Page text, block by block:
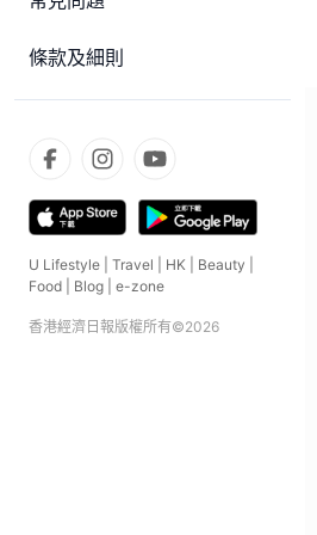
條款及細則
U Lifestyle Travel HK Beauty
Food
Blog e-zone
香港經濟日報版權所有©2026